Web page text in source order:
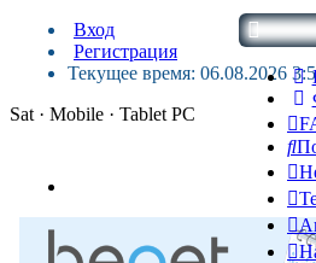
Вход
Регистрация
Текущее время: 06.08.2026
Sat · Mobile · Tablet PC